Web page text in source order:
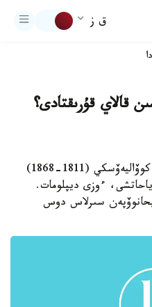
ق ز
قالاي قۇرىقتادى؟
استانا. قازاقپارات - ورىستا ەگور كوۆاليەۆسكي (1811-1868)
ءوزى ديپلومات.
سىرلاس دوس